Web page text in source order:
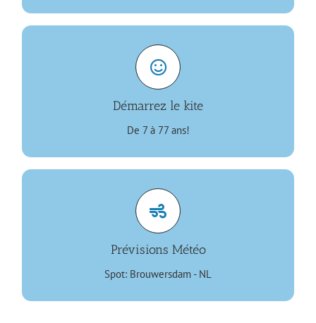
Démarrez le kite
De 7 à 77 ans!
Des cours pour tous
PLUS D’INFOS
Prévisions Météo
Spot: Brouwersdam - NL
Analysez les prévisions
PLUS D’INFOS